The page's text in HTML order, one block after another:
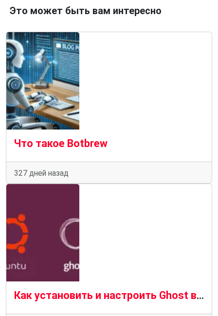
Это может быть вам интересно
Что такое Botbrew
327 дней назад
Как установить и настроить Ghost в Ubuntu 16.04